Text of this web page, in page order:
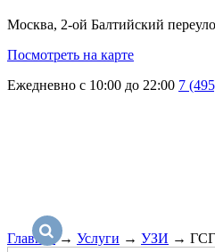
Москва, 2-ой Балтийский
Посмотреть на карте
Ежедневно с 10:00 до 22:00 7
Главная → Услуги → УЗИ →